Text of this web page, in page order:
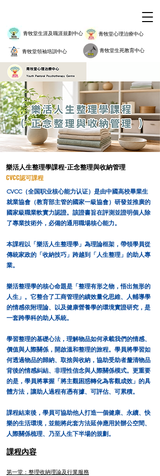
青牧堂生涯及職涯規劃中心 青牧堂心理治療中心
青牧堂領袖培訓中心 青牧堂生死教育中心
樂活人生整理學課程-正念整理與收納管理
CVCC認可課程
CVCC（全国职业核心能力认证）是由中國高校畢業生
就業協會（教育部主管的國家一級協會）研發並推廣的
國家級職業軟實力認證。該證書旨在評測並證明個人除
了專業技術外，必備的通用職場核心能力。
本課程以「樂活人生整理學」為理論框架，帶領學員從
傳統家政的「收納技巧」跨越到「人生整理」的助人專
業。
樂活整理學的核心命題是「整理有形之物，悟出無形的
人生」。它整合了工商管理的績效量化思維、人輔導學
的情感依附理論、以及健康營養學的環境實證研究，是
一套跨學科的助人系統。
學習整理的基礎心法，理解物品如何承載我們的情感、
價值與人際關係，開啟溫和整理的旅程。學員將學習如
何透過物品的歸納、取捨與收納，協助受助者釐清物品
背後的情感糾結、非理性信念與人際關係模式。更重要
的是，學員將掌握「將主觀困惑轉化為客觀成效」的具
體方法，讓助人過程有憑有據、可評估、可累積。
課程結束後，學員可協助他人打造一個健康、永續、快
樂的生活環境，並能將此套方法延伸應用於辦公空間、
人際關係梳理、乃至人生下半場的規劃。
課程內容
第一堂：整理收納理論及行業服務